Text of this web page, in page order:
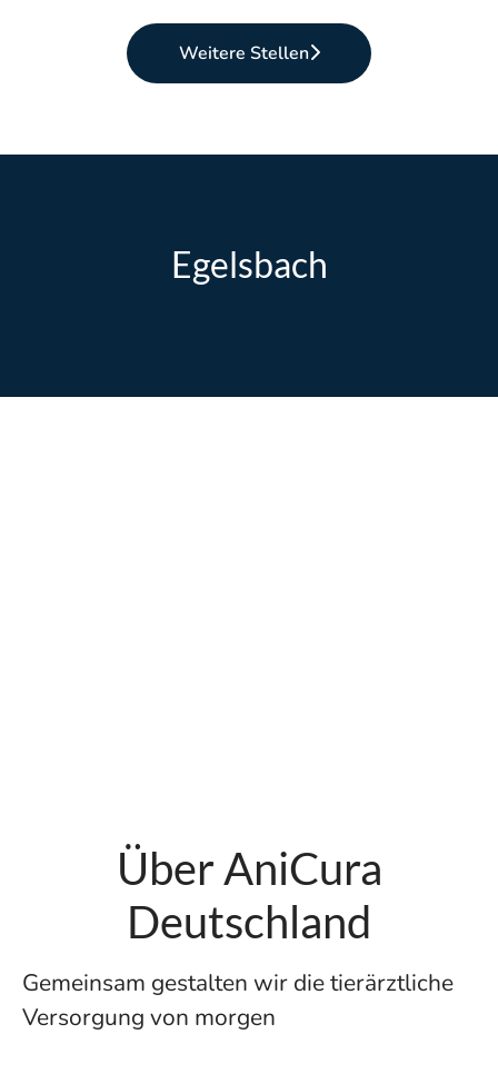
Weitere Stellen
Egelsbach
Über AniCura
Deutschland
Gemeinsam gestalten wir die tierärztliche
Versorgung von morgen